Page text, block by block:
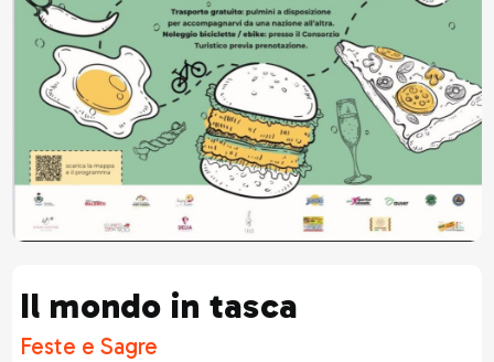
Il mondo in tasca
Feste e Sagre